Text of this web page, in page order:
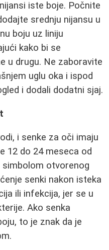
iste boje. Počnite
srednju nijansu u
boju uz liniju
kako bi se
u drugu. Ne zaboravite
uglu oka i ispod
i dodali dodatni sjaj.
i senke za oči imaju
12 do 24 meseca od
otvorenog
senki nakon isteka
ili infekcija, jer se u
Ako senka
to je znak da je